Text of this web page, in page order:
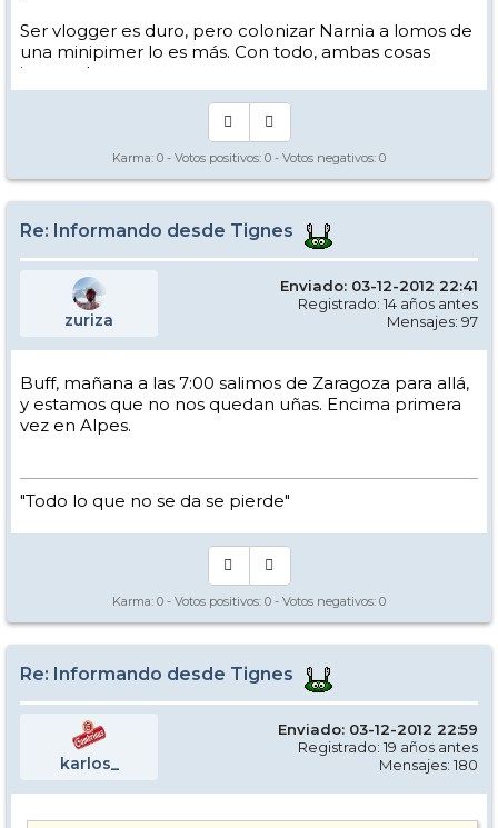
Ser vlogger es duro, pero colonizar Narnia a lomos de
una minipimer lo es más. Con todo, ambas cosas
intento hacer.
Yo hago esquí extremo : voy de extremo a extremo
Los caminos del esquí son inescrotables ...
Karma: 0 - Votos positivos: 0 - Votos negativos: 0
Re: Informando desde Tignes
zuriza
Enviado: 03-12-2012 22:41
Registrado: 14 años antes
Mensajes: 97
Buff, mañana a las 7:00 salimos de Zaragoza para allá,
y estamos que no nos quedan uñas. Encima primera
vez en Alpes.
"Todo lo que no se da se pierde"
Karma: 0 - Votos positivos: 0 - Votos negativos: 0
Re: Informando desde Tignes
karlos_
Enviado: 03-12-2012 22:59
Registrado: 19 años antes
Mensajes: 180